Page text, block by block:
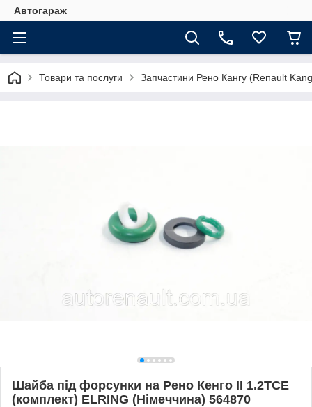
Автогараж
Товари та послуги Запчастини Рено Кангу (Renault
Шайба під форсунки на Рено Кенго II 1.2TCE
(комплект) ELRING (Німеччина) 564870